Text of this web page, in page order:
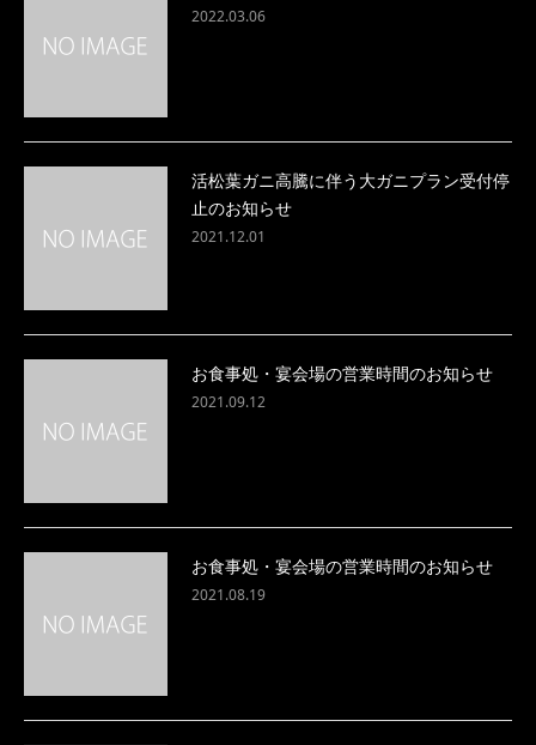
2022.03.06
活松葉ガニ高騰に伴う大ガニプラン受付停
止のお知らせ
2021.12.01
お食事処・宴会場の営業時間のお知らせ
2021.09.12
お食事処・宴会場の営業時間のお知らせ
2021.08.19